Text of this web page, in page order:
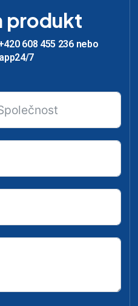
produkt
608 455 236 nebo
7